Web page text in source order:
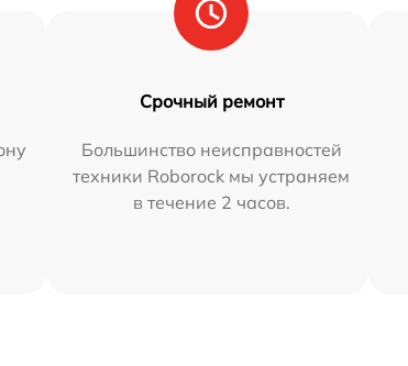
Срочный ремонт
Большинство неисправностей
техники Roborock мы устраняем
в течение 2 часов.